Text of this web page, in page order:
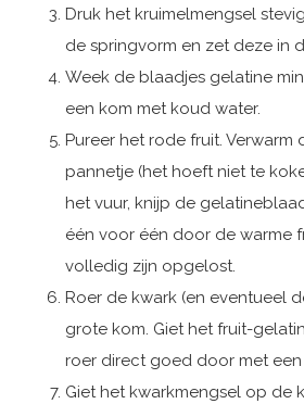
Druk het kruimelmengsel
de springvorm en zet deze in
Week de blaadjes gelatine
een kom met koud water.
Pureer het rode fruit. Verwarm
pannetje (het hoeft niet te
het vuur, knijp de
één voor één door de warme
volledig zijn opgelost.
Roer de kwark (en eventueel
grote kom. Giet het fruit-
roer direct goed door met
Giet het kwarkmengsel op de